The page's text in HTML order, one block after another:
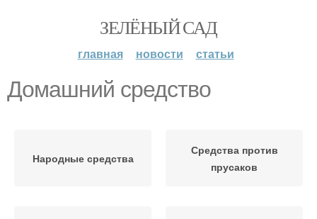
ЗЕЛЁНЫЙ САД
главная новости статьи
Домашний средство
Народные средства
Средства против
прусаков